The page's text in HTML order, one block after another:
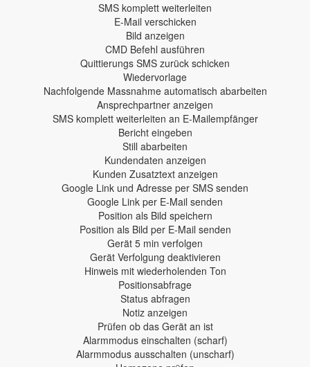
SMS komplett weiterleiten
E-Mail verschicken
Bild anzeigen
CMD Befehl ausführen
Quittierungs SMS zurück schicken
Wiedervorlage
Nachfolgende Massnahme automatisch abarbeiten
Ansprechpartner anzeigen
SMS komplett weiterleiten an E-Mailempfänger
Bericht eingeben
Still abarbeiten
Kundendaten anzeigen
Kunden Zusatztext anzeigen
Google Link und Adresse per SMS senden
Google Link per E-Mail senden
Position als Bild speichern
Position als Bild per E-Mail senden
Gerät 5 min verfolgen
Gerät Verfolgung deaktivieren
Hinweis mit wiederholenden Ton
Positionsabfrage
Status abfragen
Notiz anzeigen
Prüfen ob das Gerät an ist
Alarmmodus einschalten (scharf)
Alarmmodus ausschalten (unscharf)